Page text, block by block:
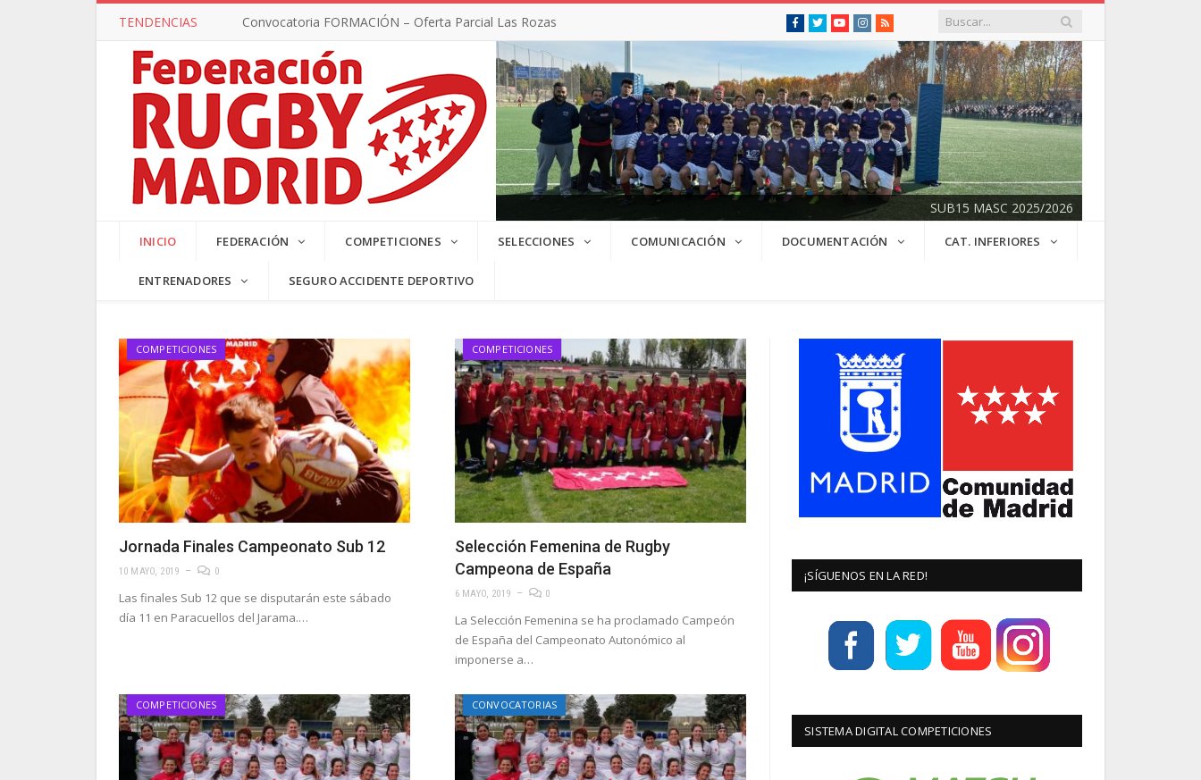
TENDENCIAS Convocatoria FORMACIÓN – Oferta Parcial Las Rozas Facebook
Twitter YoutubeInstagram
RSS
SUB17 MASC 2025/2026 SUB15 MASC 2025/2026
INICIO FEDERACIÓN COMPETICIONES SELECCIONES COMUNICACIÓN DOCUMENTACIÓN CAT. INFERIORES
ENTRENADORES SEGURO ACCIDENTE DEPORTIVO
COMPETICIONES
Jornada Finales Campeonato Sub 12
10 MAYO, 2019 0
Las finales Sub 12 que se disputarán este sábado
día 11 en Paracuellos del Jarama.…
COMPETICIONES
Selección Femenina de Rugby
Campeona de España
6 MAYO, 2019 0
La Selección Femenina se ha proclamado Campeón
de España del Campeonato Autonómico al
imponerse a…
COMPETICIONES CONVOCATORIAS
¡SÍGUENOS EN LA RED!
SISTEMA DIGITAL COMPETICIONES